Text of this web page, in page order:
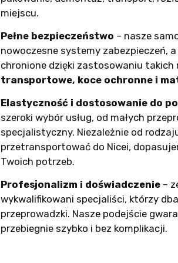
miejscu.
Pełne bezpieczeństwo – nasze
nowoczesne systemy zabezpieczeń,
chronione dzięki zastosowaniu
transportowe, koce ochronne i
Elastyczność i dostosowanie do
szeroki wybór usług, od małych
specjalistyczny. Niezależnie od
przetransportować do Nicei,
Twoich potrzeb.
Profesjonalizm i doświadczenie –
wykwalifikowani specjaliści, którzy
przeprowadzki. Nasze podejście
przebiegnie szybko i bez komplikacji.